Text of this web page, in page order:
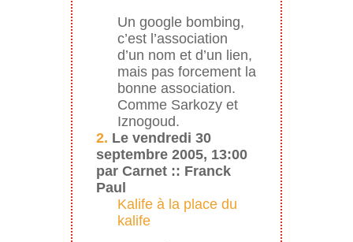
Un google bombing,
c’est l’association
d’un nom et d’un lien,
mais pas forcement la
bonne association.
Comme Sarkozy et
Iznogoud.
2. Le vendredi 30
septembre 2005, 13:00
par Carnet :: Franck
Paul
Kalife à la place du
kalife